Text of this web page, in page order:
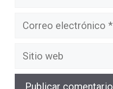
Correo
Sitio